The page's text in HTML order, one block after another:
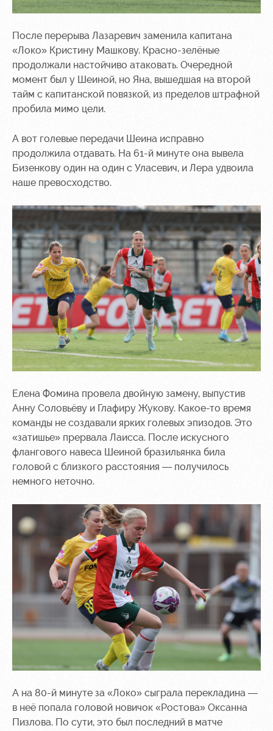
После перерыва Лазаревич заменила капитана
«Локо» Кристину Машкову. Красно-зелёные
продолжали настойчиво атаковать. Очередной
момент был у Шеиной, но Яна, вышедшая на второй
тайм с капитанской повязкой, из пределов штрафной
пробила мимо цели.
А вот голевые передачи Шеина исправно
продолжила отдавать. На 61-й минуте она вывела
Бизенкову один на один с Уласевич, и Лера удвоила
наше превосходство.
Елена Фомина провела двойную замену, выпустив
Анну Соловьёву и Глафиру Жукову. Какое-то время
команды не создавали ярких голевых эпизодов. Это
«затишье» прервала Лаисса. После искусного
флангового навеса Шеиной бразильянка била
головой с близкого расстояния — получилось
немного неточно.
А на 80-й минуте за «Локо» сыграла перекладина —
в неё попала головой новичок «Ростова» Оксанна
Пизлова. По сути, это был последний в матче